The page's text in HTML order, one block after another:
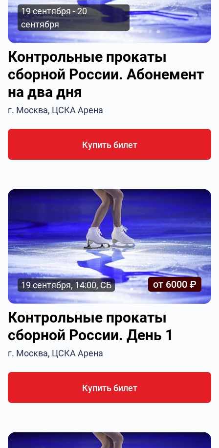
19 сентября - 20
сентября
Контрольные прокаты
сборной России. Абонемент
на два дня
г. Москва, ЦСКА Арена
Купить билет
19 сентября, 14:00, СБ от 6000 ₽
Контрольные прокаты
сборной России. День 1
г. Москва, ЦСКА Арена
Купить билет